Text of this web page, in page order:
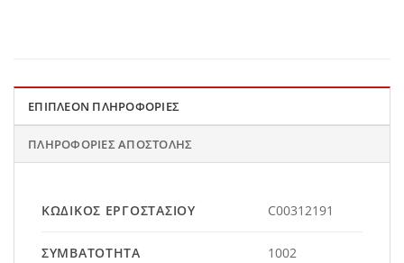
ΕΠΙΠΛΈΟΝ ΠΛΗΡΟΦΟΡΊΕΣ
ΠΛΗΡΟΦΟΡΊΕΣ ΑΠΟΣΤΟΛΉΣ
ΚΩΔΙΚΌΣ ΕΡΓΟΣΤΑΣΊΟΥ C00312191
ΣΥΜΒΑΤΌΤΗΤΑ 1002